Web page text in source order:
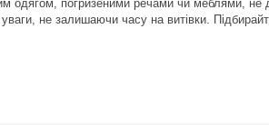
одягом, погризеними речами чи меблями,
не залишаючи часу на витівки.